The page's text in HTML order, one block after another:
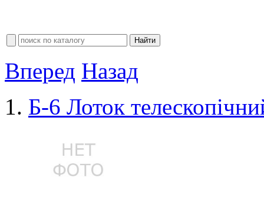
Вперед Назад
Б-6 Лоток